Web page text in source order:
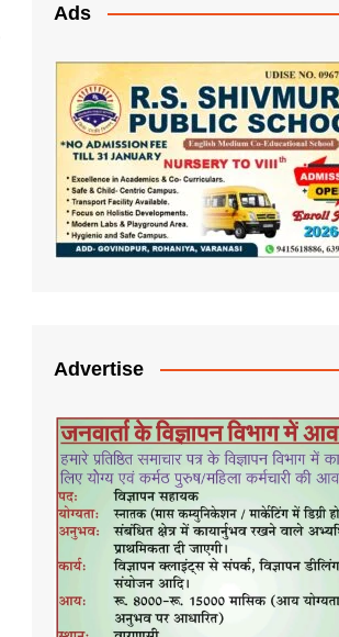
Ads
Advertise